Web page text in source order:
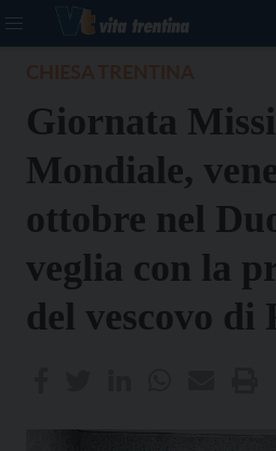
Giornata
Mondiale,
ottobre nel
veglia con la
del vescovo di